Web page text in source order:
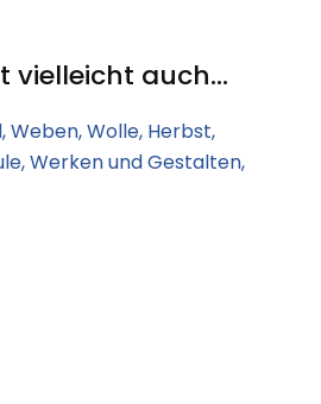
vielleicht auch...